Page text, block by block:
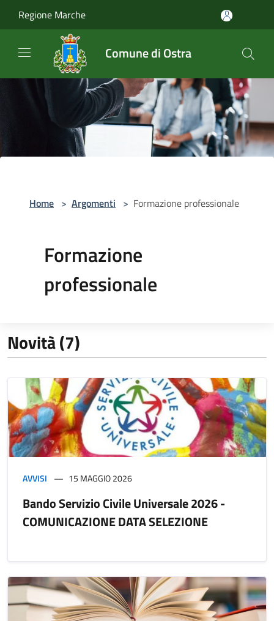
Regione Marche
Comune di Ostra
Home > Argomenti > Formazione professionale
Formazione
professionale
Novità (7)
AVVISI 15 MAGGIO 2026
Bando Servizio Civile Universale 2026 -
COMUNICAZIONE DATA SELEZIONE